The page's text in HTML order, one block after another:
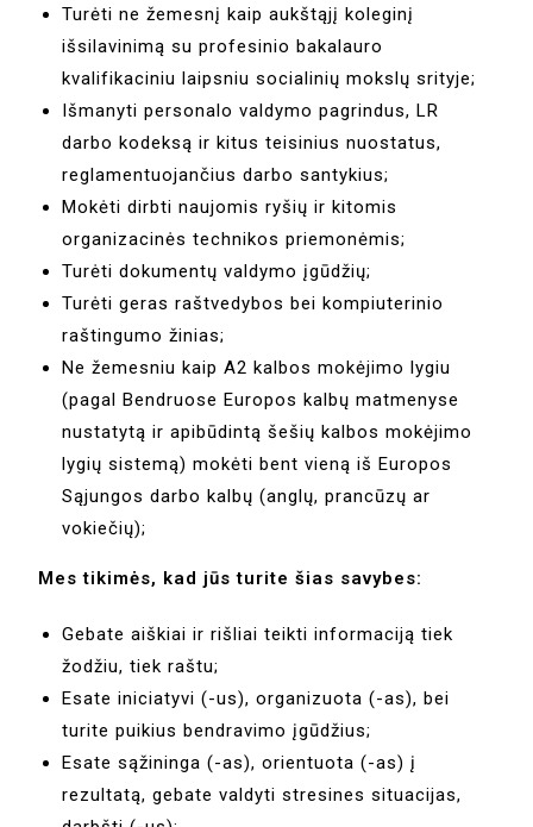
Turėti ne žemesnį kaip aukštąjį koleginį
išsilavinimą su profesinio bakalauro
kvalifikaciniu laipsniu socialinių mokslų srityje;
Išmanyti personalo valdymo pagrindus, LR
darbo kodeksą ir kitus teisinius nuostatus,
reglamentuojančius darbo santykius;
Mokėti dirbti naujomis ryšių ir kitomis
organizacinės technikos priemonėmis;
Turėti dokumentų valdymo įgūdžių;
Turėti geras raštvedybos bei kompiuterinio
raštingumo žinias;
Ne žemesniu kaip A2 kalbos mokėjimo lygiu
(pagal Bendruose Europos kalbų matmenyse
nustatytą ir apibūdintą šešių kalbos mokėjimo
lygių sistemą) mokėti bent vieną iš Europos
Sąjungos darbo kalbų (anglų, prancūzų ar
vokiečių);
Mes tikimės, kad jūs turite šias savybes:
Gebate aiškiai ir rišliai teikti informaciją tiek
žodžiu, tiek raštu;
Esate iniciatyvi (-us), organizuota (-as), bei
turite puikius bendravimo įgūdžius;
Esate sąžininga (-as), orientuota (-as) į
rezultatą, gebate valdyti stresines situacijas,